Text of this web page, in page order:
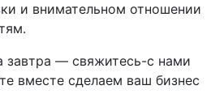
и внимательном отношении
завтра — свяжитесь-с нами
вместе сделаем ваш бизнес